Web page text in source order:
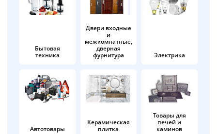
Бытовая
техника
Двери входные
и
межкомнатные,
дверная
фурнитура
Электрика
Автотовары
Керамическая
плитка
Товары для
печей и
каминов
раз в 2
недели
Остались вопросы?
8 800 302-02-51
plait.ru